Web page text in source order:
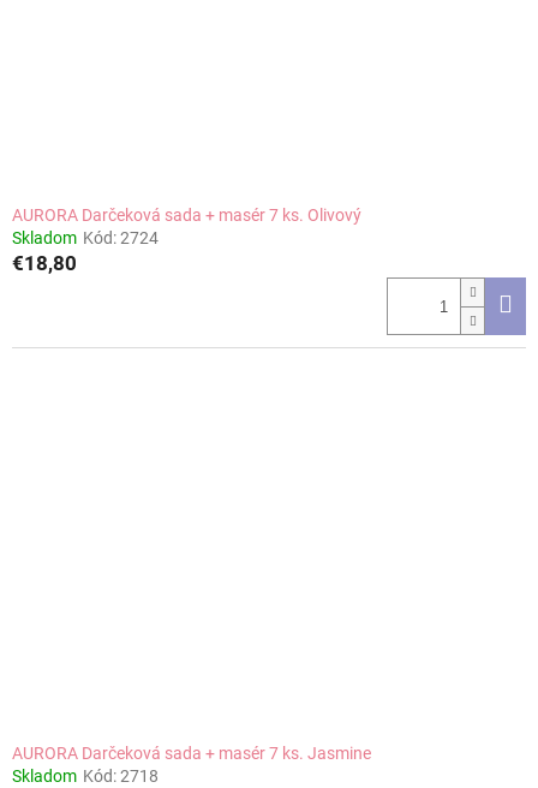
AURORA Darčeková sada + masér 7 ks. Olivový
Skladom Kód:2724
€18,80
AURORA Darčeková sada + masér 7 ks. Jasmine
Skladom Kód:2718